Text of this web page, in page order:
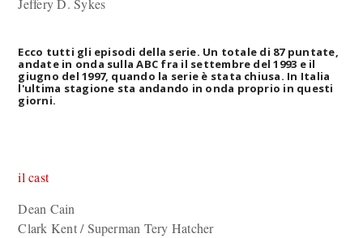
Jeffery D. Sykes
Ecco tutti gli episodi della serie. Un totale di 87 puntate,
andate in onda sulla ABC fra il settembre del 1993 e il
giugno del 1997, quando la serie è stata chiusa. In Italia
l'ultima stagione sta andando in onda proprio in questi
giorni.
il cast
Dean Cain
Clark Kent / Superman Tery Hatcher